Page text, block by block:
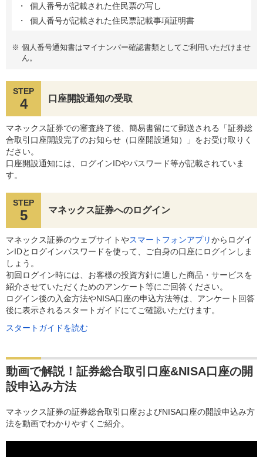
個人番号が記載された住民票の写し
個人番号が記載された住民票記載事項証明書
※ 個人番号通知書はマイナンバー確認書類としてご利用いただけませ
ん。
STEP
4 口座開設通知の受取
マネックス証券での審査終了後、簡易書留にて郵送される「証券総
合取引口座開設完了のお知らせ（口座開設通知）」をお受け取りく
ださい。
口座開設通知には、ログインIDやパスワード等が記載されていま
す。
STEP
5 マネックス証券へのログイン
マネックス証券のウェブサイトやスマートフォンアプリからログイ
ンIDとログインパスワードを使って、ご自身の口座にログインしま
しょう。
初回ログイン時には、お客様の投資方針に適した商品・サービスを
紹介させていただくためのアンケート等にご回答ください。
ログイン後の入金方法やNISA口座の申込方法等は、アンケート回答
後に表示されるスタートガイドにてご確認いただけます。
スタートガイドを読む
動画で解説！証券総合取引口座&NISA口座の開
設申込み方法
マネックス証券の証券総合取引口座およびNISA口座の開設申込み方
法を動画でわかりやすくご紹介。